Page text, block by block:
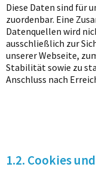
Diese Daten sind für
zuordenbar. Eine
Datenquellen wird
ausschließlich zur
unserer Webseite,
Stabilität sowie zu
Anschluss nach
1.2. Cookies